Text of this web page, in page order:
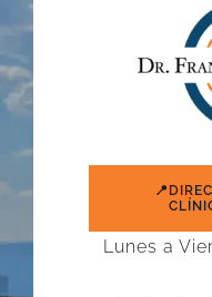
Lunes a